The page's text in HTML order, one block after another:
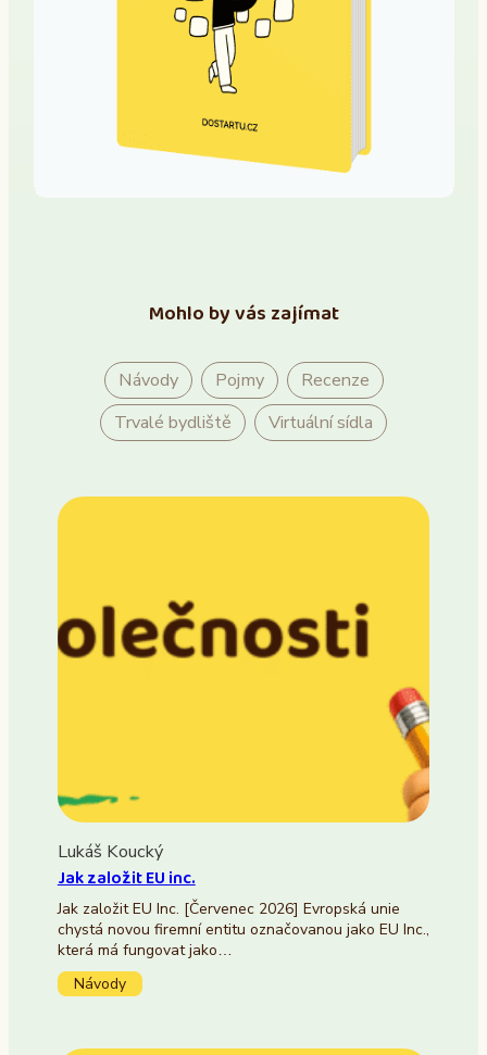
Mohlo by vás zajímat
Návody Pojmy
Recenze
Trvalé bydliště
Virtuální sídla
Lukáš Koucký
Jak založit EU inc.
Jak založit EU Inc. [Červenec 2026] Evropská unie
chystá novou firemní entitu označovanou jako EU Inc.,
která má fungovat jako…
Návody